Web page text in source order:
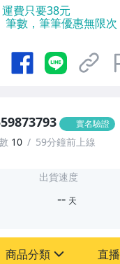
運費只要38元
筆數，筆筆優惠無限次
實名驗證
10 59分鐘前上線
出貨速度
-- 天
商品分類 直